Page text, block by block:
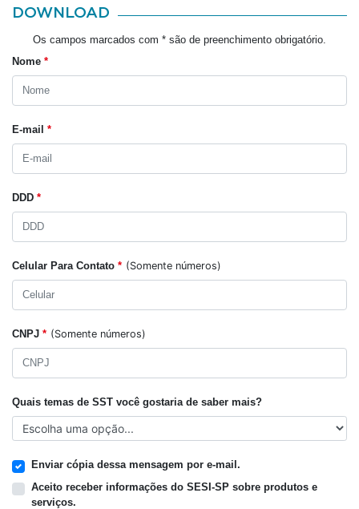
DOWNLOAD
Os campos marcados com * são de preenchimento obrigatório.
Nome *
E-mail *
DDD *
Celular Para Contato * (Somente números)
CNPJ * (Somente números)
Quais temas de SST você gostaria de saber mais?
Enviar cópia dessa mensagem por e-mail.
Aceito receber informações do SESI-SP sobre produtos e
serviços.